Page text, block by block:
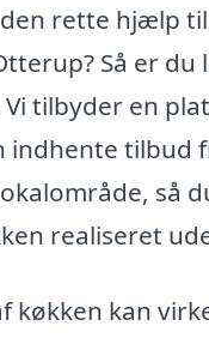
rette hjælp
Så er du
tilbyder en
indhente tilbud
så
realiseret
køkken kan